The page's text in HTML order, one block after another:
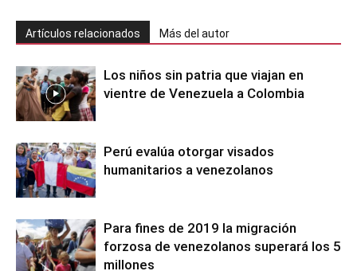
Artículos relacionados Más del autor
Los niños sin patria que viajan en
vientre de Venezuela a Colombia
Perú evalúa otorgar visados
humanitarios a venezolanos
Para fines de 2019 la migración
forzosa de venezolanos superará los 5
millones